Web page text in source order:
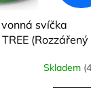
svíčka
(Rozzářený
Skladem